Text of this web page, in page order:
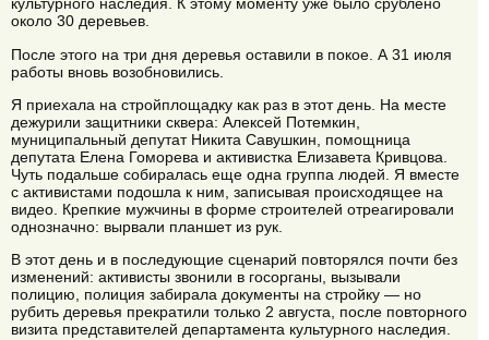
около 30 деревьев.
После этого на три дня деревья оставили в покое. А 31 июля
работы вновь возобновились.
Я приехала на стройплощадку как раз в этот день. На месте
дежурили защитники сквера: Алексей Потемкин,
муниципальный депутат Никита Савушкин, помощница
депутата Елена Гоморева и активистка Елизавета Кривцова.
Чуть подальше собиралась еще одна группа людей. Я вместе
с активистами подошла к ним, записывая происходящее на
видео. Крепкие мужчины в форме строителей отреагировали
однозначно: вырвали планшет из рук.
В этот день и в последующие сценарий повторялся почти без
изменений: активисты звонили в госорганы, вызывали
полицию, полиция забирала документы на стройку — но
рубить деревья прекратили только 2 августа, после повторного
визита представителей департамента культурного наследия.